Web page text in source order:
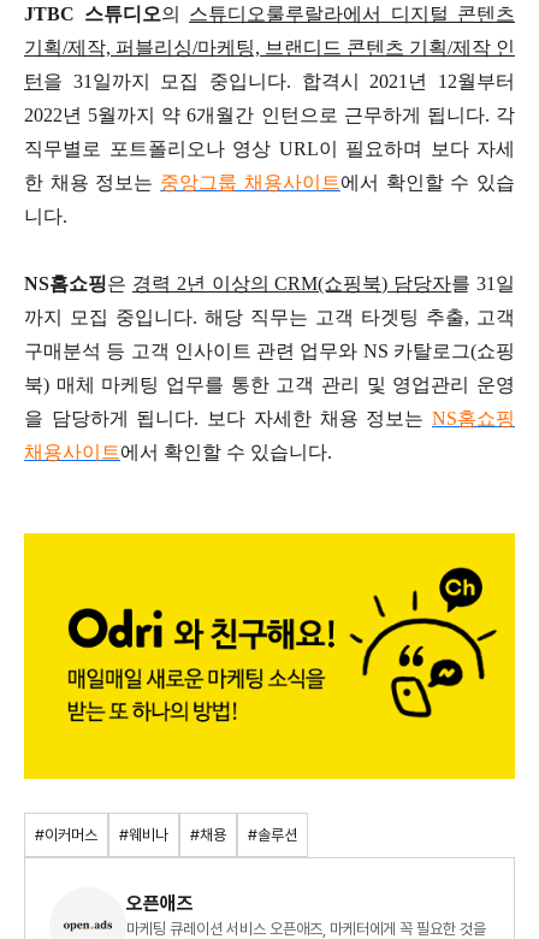
JTBC 스튜디오의 스튜디오룰루랄라에서 디지털 콘텐츠
기획/제작, 퍼블리싱/마케팅, 브랜디드 콘텐츠 기획/제작 인
턴 을 31일까지 모집 중입니다. 합격시 2021년 12월부터
2022년 5월까지 약 6개월간 인턴으로 근무하게 됩니다. 각
직무별로 포트폴리오나 영상 URL이 필요하며 보다 자세
한 채용 정보는 중앙그룹 채용사이트에서 확인할 수 있습
니다.
NS홈쇼핑은 경력 2년 이상의 CRM(쇼핑북) 담당자를 31일
까지 모집 중입니다. 해당 직무는 고객 타겟팅 추출, 고객
구매분석 등 고객 인사이트 관련 업무와 NS 카탈로그(쇼핑
북) 매체 마케팅 업무를 통한 고객 관리 및 영업관리 운영
을 담당하게 됩니다. 보다 자세한 채용 정보는 NS홈쇼핑
채용사이트에서 확인할 수 있습니다.
#이커머스 #웨비나 #채용 #솔루션
오픈애즈
마케팅 큐레이션 서비스 오픈애즈, 마케터에게 꼭 필요한 것을